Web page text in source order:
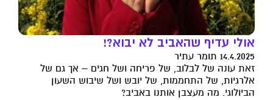
אולי עדיף שהאביב לא יבוא?!
14.4.2025 תומר עתיר
זאת עונה של לבלוב, של פריחה ושל חגים – אך גם של
אלרגיות, של התחממות, של יובש ושל שיבוש השעון
הביולוגי. מה מעצבן אותנו באביב?